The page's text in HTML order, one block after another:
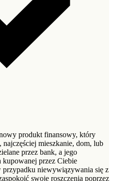
produkt finansowy, który
mieszkanie, dom, lub
przez bank, a jego
kupowanej przez Ciebie
przypadku niewywiązywania się z
swoje roszczenia poprzez